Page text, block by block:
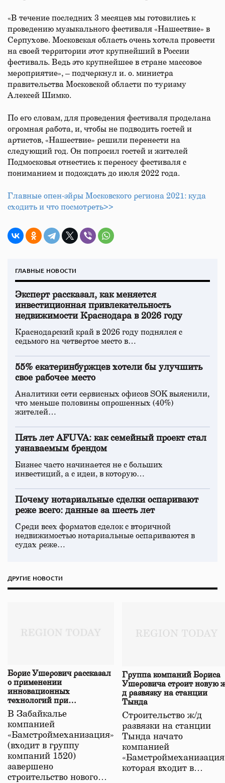
«В течение последних 3 месяцев мы готовились к
проведению музыкального фестиваля «Нашествие» в
Серпухове. Московская область очень хотела провести
на своей территории этот крупнейший в России
фестиваль. Ведь это крупнейшее в стране массовое
мероприятие», – подчеркнул и. о. министра
правительства Московской области по туризму
Алексей Шимко.
По его словам, для проведения фестиваля проделана
огромная работа, и, чтобы не подводить гостей и
артистов, «Нашествие» решили перенести на
следующий год. Он попросил гостей и жителей
Подмосковья отнестись к переносу фестиваля с
пониманием и подождать до июля 2022 года.
Главные опен‑эйры Московского региона 2021: куда
сходить и что посмотреть>>
ГЛАВНЫЕ НОВОСТИ
Эксперт рассказал, как меняется
инвестиционная привлекательность
недвижимости Краснодара в 2026 году
Краснодарский край в 2026 году поднялся с
седьмого на четвертое место в…
55% екатеринбуржцев хотели бы улучшить
свое рабочее место
Аналитики сети сервисных офисов SOK выяснили,
что меньше половины опрошенных (40%)
жителей…
Пять лет AFUVA: как семейный проект стал
узнаваемым брендом
Бизнес часто начинается не с больших
инвестиций, а с идеи, в которую…
Почему нотариальные сделки оспаривают
реже всего: данные за шесть лет
Среди всех форматов сделок с вторичной
недвижимостью нотариальные оспариваются в
судах реже…
ДРУГИЕ НОВОСТИ
Борис Ушерович рассказал
о применении
инновационных
технологий при
строительстве нового моста
в Забайкалье
В Забайкалье
компанией
«Бамстроймеханизация»
(входит в группу
компаний 1520)
завершено
строительство нового…
Группа компаний Бориса
Ушеровича строит новую
д развязку на станции
Тында
Строительство ж/д
развязки на станции
Тында начато
компанией
которая входит в…